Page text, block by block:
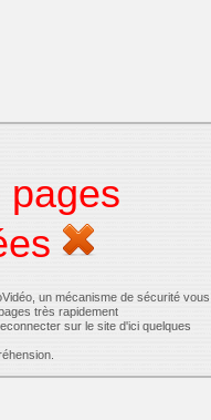
pages
un mécanisme de sécurité vous
très rapidement
sur le site d'ici quelques